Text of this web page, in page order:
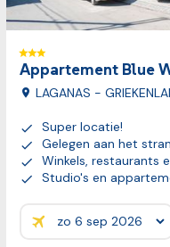
Appartement Blue
LAGANAS -
Super locatie!
Gelegen aan het
Winkels, restaurants
Studio's en
Prijzen: